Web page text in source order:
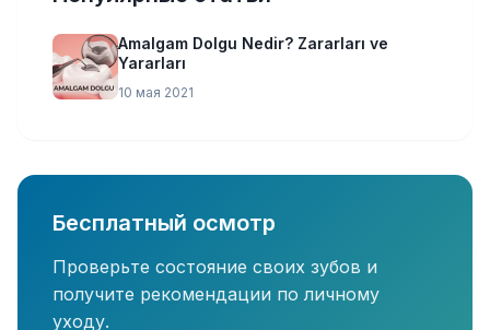
Amalgam Dolgu Nedir? Zararları ve
Yararları
10 мая 2021
Бесплатный осмотр
Проверьте состояние своих зубов и
получите рекомендации по личному
уходу.